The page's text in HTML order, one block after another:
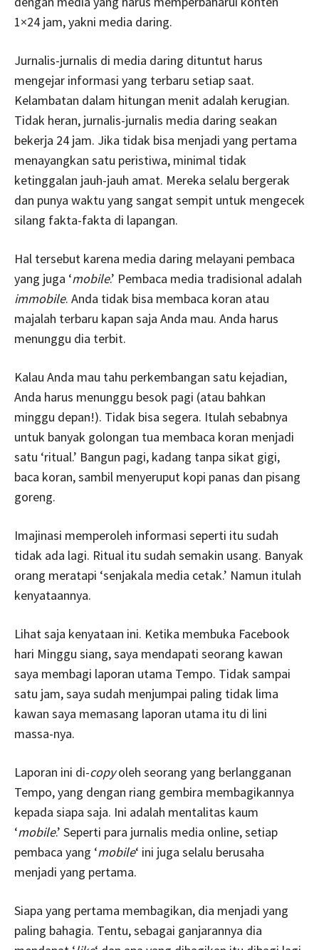
1×24 jam, yakni media daring.
Jurnalis-jurnalis di media daring dituntut harus
mengejar informasi yang terbaru setiap saat.
Kelambatan dalam hitungan menit adalah kerugian.
Tidak heran, jurnalis-jurnalis media daring seakan
bekerja 24 jam. Jika tidak bisa menjadi yang pertama
menayangkan satu peristiwa, minimal tidak
ketinggalan jauh-jauh amat. Mereka selalu bergerak
dan punya waktu yang sangat sempit untuk mengecek
silang fakta-fakta di lapangan.
Hal tersebut karena media daring melayani pembaca
yang juga ‘mobile.’ Pembaca media tradisional adalah
immobile. Anda tidak bisa membaca koran atau
majalah terbaru kapan saja Anda mau. Anda harus
menunggu dia terbit.
Kalau Anda mau tahu perkembangan satu kejadian,
Anda harus menunggu besok pagi (atau bahkan
minggu depan!). Tidak bisa segera. Itulah sebabnya
untuk banyak golongan tua membaca koran menjadi
satu ‘ritual.’ Bangun pagi, kadang tanpa sikat gigi,
baca koran, sambil menyeruput kopi panas dan pisang
goreng.
Imajinasi memperoleh informasi seperti itu sudah
tidak ada lagi. Ritual itu sudah semakin usang. Banyak
orang meratapi ‘senjakala media cetak.’ Namun itulah
kenyataannya.
Lihat saja kenyataan ini. Ketika membuka Facebook
hari Minggu siang, saya mendapati seorang kawan
saya membagi laporan utama Tempo. Tidak sampai
satu jam, saya sudah menjumpai paling tidak lima
kawan saya memasang laporan utama itu di lini
massa-nya.
Laporan ini di-copyoleh seorang yang berlangganan
Tempo, yang dengan riang gembira membagikannya
kepada siapa saja. Ini adalah mentalitas kaum
‘mobile.’ Seperti para jurnalis media online, setiap
pembaca yang ‘mobile‘ ini juga selalu berusaha
menjadi yang pertama.
Siapa yang pertama membagikan, dia menjadi yang
paling bahagia. Tentu, sebagai ganjarannya dia